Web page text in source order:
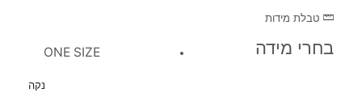
טבלת מידות
בחרי מידה ONE SIZE
נקה